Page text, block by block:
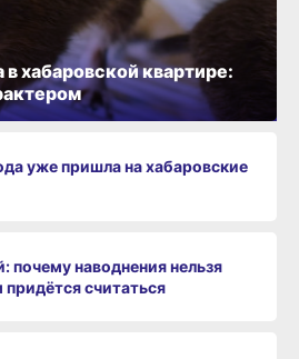
уже пришла на хабаровские
почему наводнения нельзя
придётся считаться
хабаровской квартире: